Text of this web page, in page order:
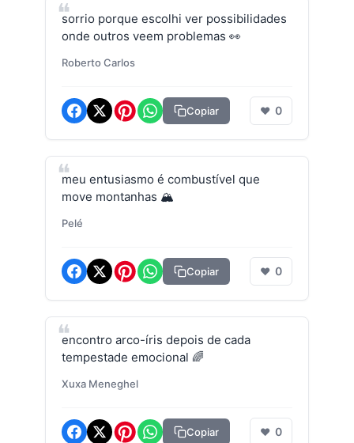
sorrio porque escolhi ver possibilidades
onde outros veem problemas 👀
Roberto Carlos
Copiar ❤ 0
meu entusiasmo é combustível que
move montanhas 🏔️
Pelé
Copiar ❤ 0
encontro arco-íris depois de cada
tempestade emocional 🌈
Xuxa Meneghel
Copiar ❤ 0